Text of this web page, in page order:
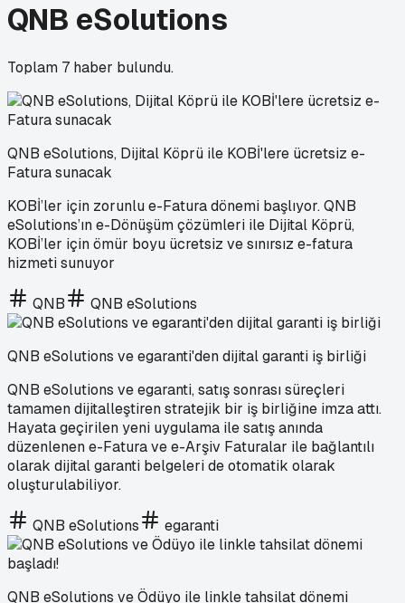
QNB eSolutions
Toplam 7 haber bulundu.
QNB eSolutions, Dijital Köprü ile KOBİ'lere ücretsiz e-
Fatura sunacak
KOBİ’ler için zorunlu e-Fatura dönemi başlıyor. QNB
eSolutions’ın e-Dönüşüm çözümleri ile Dijital Köprü,
KOBİ’ler için ömür boyu ücretsiz ve sınırsız e-fatura
hizmeti sunuyor
QNB QNB eSolutions
QNB eSolutions ve egaranti'den dijital garanti iş birliği
QNB eSolutions ve egaranti, satış sonrası süreçleri
tamamen dijitalleştiren stratejik bir iş birliğine imza attı.
Hayata geçirilen yeni uygulama ile satış anında
düzenlenen e-Fatura ve e-Arşiv Faturalar ile bağlantılı
olarak dijital garanti belgeleri de otomatik olarak
oluşturulabiliyor.
QNB eSolutions egaranti
QNB eSolutions ve Ödüyo ile linkle tahsilat dönemi